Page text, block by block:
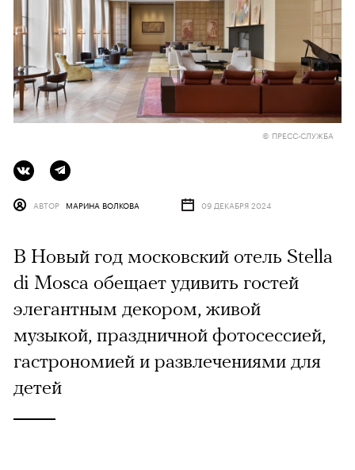
© ПРЕСС-СЛУЖБА
АВТОР МАРИНА ВОЛКОВА 09 ДЕКАБРЯ 2024
В Новый год московский отель Stella
di Mosca обещает удивить гостей
элегантным декором, живой
музыкой, праздничной фотосессией,
гастрономией и развлечениями для
детей